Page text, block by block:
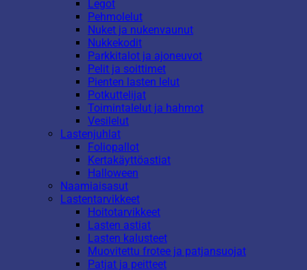
Legot
Pehmolelut
Nuket ja nukenvaunut
Nukkekodit
Parkkitalot ja ajoneuvot
Pelit ja soittimet
Pienten lasten lelut
Potkuttelijat
Toimintalelut ja hahmot
Vesilelut
Lastenjuhlat
Foliopallot
Kertakäyttöastiat
Halloween
Naamiaisasut
Lastentarvikkeet
Hoitotarvikkeet
Lasten astiat
Lasten kalusteet
Muovitettu frotee ja patjansuojat
Patjat ja peitteet